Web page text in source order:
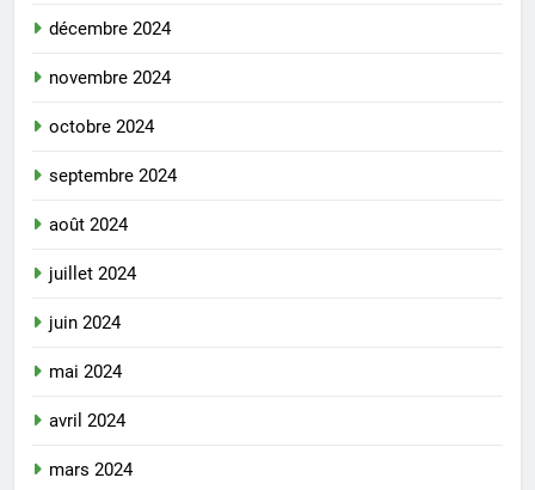
décembre 2024
novembre 2024
octobre 2024
septembre 2024
août 2024
juillet 2024
juin 2024
mai 2024
avril 2024
mars 2024